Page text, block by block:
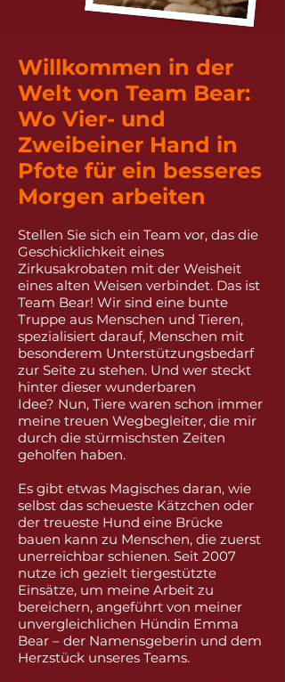
Willkommen in der
Welt von Team Bear:
Wo Vier- und
Zweibeiner Hand in
Pfote für ein besseres
Morgen arbeiten​
Stellen Sie sich ein Team vor, das die
Geschicklichkeit eines
Zirkusakrobaten mit der Weisheit
eines alten Weisen verbindet. Das ist
Team Bear! Wir sind eine bunte
Truppe aus Menschen und Tieren,
spezialisiert darauf, Menschen mit
besonderem Unterstützungsbedarf
zur Seite zu stehen. Und wer steckt
hinter dieser wunderbaren
Idee? Nun, Tiere waren schon immer
meine treuen Wegbegleiter, die mir
durch die stürmischsten Zeiten
geholfen haben.
Es gibt etwas Magisches daran, wie
selbst das scheueste Kätzchen oder
der treueste Hund eine Brücke
bauen kann zu Menschen, die zuerst
unerreichbar schienen. Seit 2007
nutze ich gezielt tiergestützte
Einsätze, um meine Arbeit zu
bereichern, angeführt von meiner
unvergleichlichen Hündin Emma
Bear – der Namensgeberin und dem
Herzstück unseres Teams.